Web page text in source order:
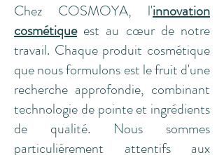
Chez COSMOYA, l'innovation
cosmétiqueest au cœur de notre
travail. Chaque produit cosmétique
que nous formulons est le fruit d'une
recherche approfondie, combinant
technologie de pointe et ingrédients
de qualité. Nous sommes
particulièrement attentifs aux